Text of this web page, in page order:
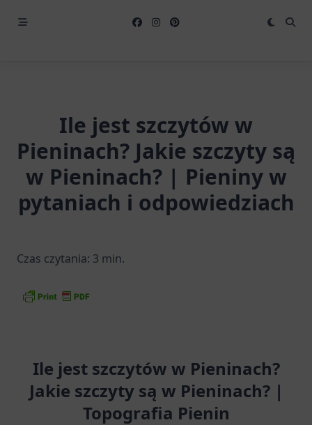
Ile jest szczytów w
Pieninach? Jakie szczyty są
w Pieninach? | Pieniny w
pytaniach i odpowiedziach
Czas czytania: 3 min.
Ile jest szczytów w Pieninach?
Jakie szczyty są w Pieninach? |
Topografia Pienin